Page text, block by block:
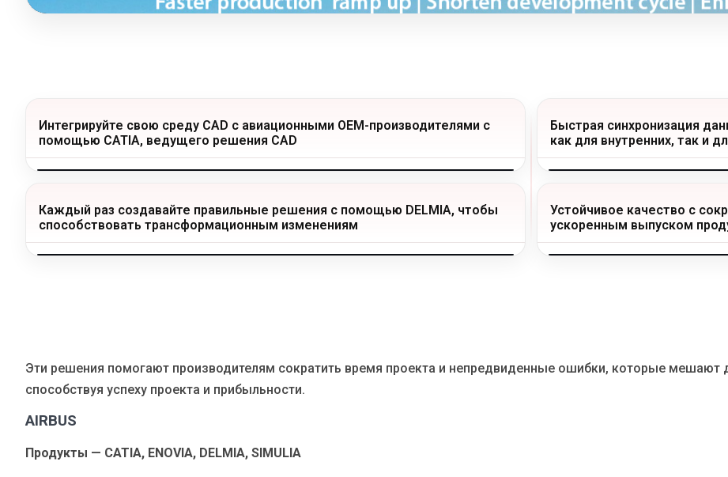
Интегрируйте свою среду CAD с авиационными OEM-производителями с
помощью CATIA, ведущего решения CAD
Быстрая синхронизация
как для внутренних, так и
Каждый раз создавайте правильные решения с помощью DELMIA, чтобы
способствовать трансформационным изменениям
Устойчивое качество с
ускоренным выпуском
Эти решения помогают производителям сократить время проекта и непредвиденные ошибки, которые мешают
способствуя успеху проекта и прибыльности.
AIRBUS
Продукты — CATIA, ENOVIA, DELMIA, SIMULIA